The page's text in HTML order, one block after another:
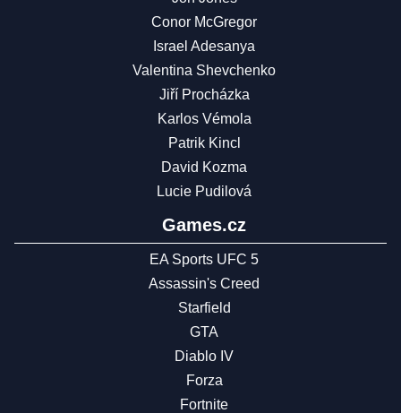
Conor McGregor
Israel Adesanya
Valentina Shevchenko
Jiří Procházka
Karlos Vémola
Patrik Kincl
David Kozma
Lucie Pudilová
Games.cz
EA Sports UFC 5
Assassin's Creed
Starfield
GTA
Diablo IV
Forza
Fortnite